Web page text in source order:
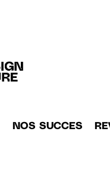
NOS SUCCES